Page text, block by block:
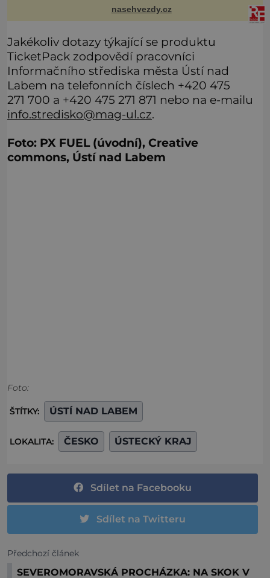
něm vyvolával hlavně velmi
dramatický osud jeho třetího syna
nasehvezdy.cz
Jakékoliv dotazy týkající se produktu
TicketPack zodpovědí pracovníci
Informačního střediska města Ústí nad
Labem na telefonních číslech +420 475
271 700 a +420 475 271 871 nebo na e-mailu
info.stredisko@mag-ul.cz.
Foto: PX FUEL (úvodní), Creative
commons, Ústí nad Labem
Foto:
ŠTÍTKY: ÚSTÍ NAD LABEM
LOKALITA: ČESKO ÚSTECKÝ KRAJ
Sdílet na Facebooku
Sdílet na Twitteru
Předchozí článek
SEVEROMORAVSKÁ PROCHÁZKA: NA SKOK V